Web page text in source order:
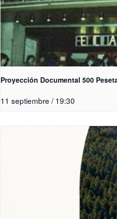
Proyección Documental 500
11 septiembre / 19:30